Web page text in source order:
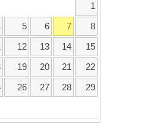
1
5 6 7
8
12 13 14
15
19 20 21
22
26 27 28
29